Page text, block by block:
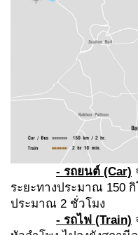
- รถยนต์ (Car)
ระยะทางประมาณ 150 กิ
ประมาณ 2 ชั่วโมง
- รถไฟ (Train)